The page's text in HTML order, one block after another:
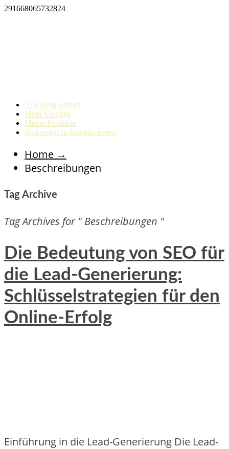
291668065732824
Alle Blog Artikel
Mein Vorträge
Meine Produkte
Jetzt sofort in Kontakt treten!
Home →
Beschreibungen
Tag Archive
Tag Archives for " Beschreibungen "
Die Bedeutung von SEO für
die Lead-Generierung:
Schlüsselstrategien für den
Online-Erfolg
Einführung in die Lead-Generierung Die Lead-